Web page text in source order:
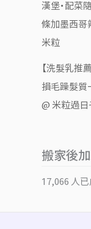
漢堡・配菜
條加墨西哥
米粒
【洗髮乳推
損毛躁髮質
@ 米粒過日
搬家後
17,066 人